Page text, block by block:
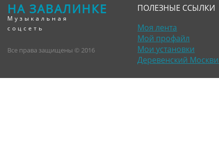
НА ЗАВАЛИНКЕ
Музыкальная
соцсеть
Все права защищены © 2016
ПОЛЕЗНЫЕ ССЫЛКИ
Моя лента
Мой профайл
Мои установки
Деревенский